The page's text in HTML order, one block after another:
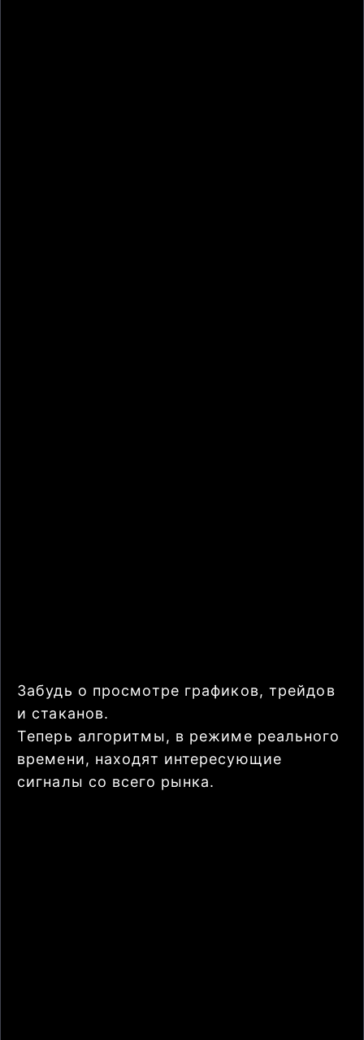
Забудь о просмотре графиков, трейдов
и стаканов.
Теперь алгоритмы, в режиме реального
времени, находят интересующие
сигналы со всего рынка.